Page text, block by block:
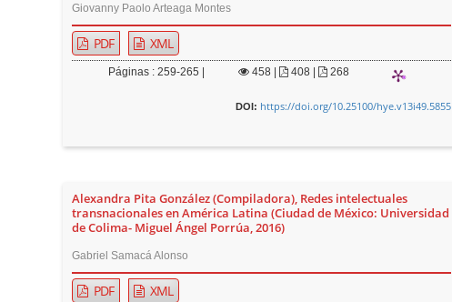
Giovanny Paolo Arteaga Montes
PDF XML
Páginas : 259-265 | 458 | 408 | 268
DOI: https://doi.org/10.25100/hye.v13i49.5855
Alexandra Pita González (Compiladora), Redes intelectuales
transnacionales en América Latina (Ciudad de México: Universidad
de Colima- Miguel Ángel Porrúa, 2016)
Gabriel Samacá Alonso
PDF XML